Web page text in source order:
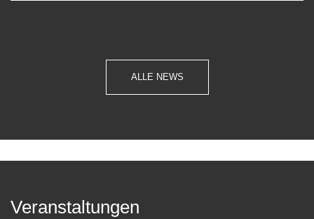
ALLE NEWS
Veranstaltungen